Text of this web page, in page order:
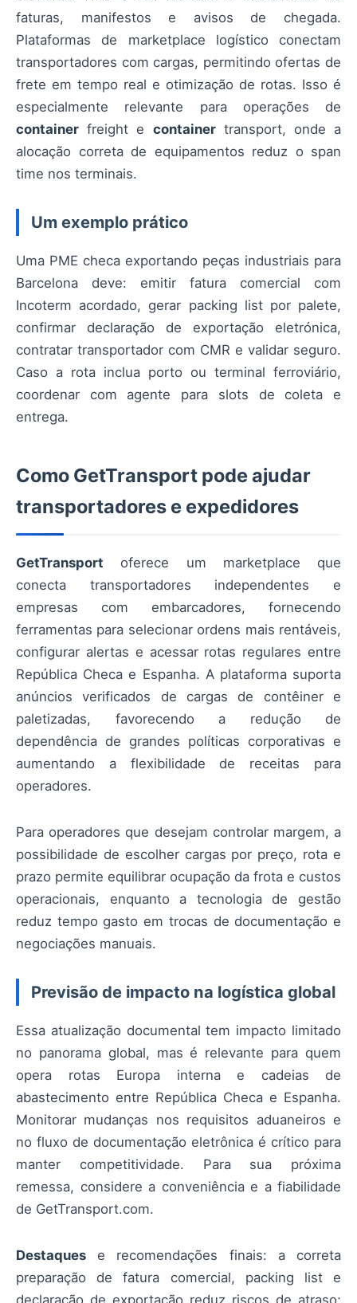
faturas, manifestos e avisos de chegada.
Plataformas de marketplace logístico conectam
transportadores com cargas, permitindo ofertas de
frete em tempo real e otimização de rotas. Isso é
especialmente relevante para operações de
container freight e containertransport, onde a
alocação correta de equipamentos reduz o span
time nos terminais.
Um exemplo prático
Uma PME checa exportando peças industriais para
Barcelona deve: emitir fatura comercial com
Incoterm acordado, gerar packing list por palete,
confirmar declaração de exportação eletrónica,
contratar transportador com CMR e validar seguro.
Caso a rota inclua porto ou terminal ferroviário,
coordenar com agente para slots de coleta e
entrega.
Como GetTransport pode ajudar
transportadores e expedidores
GetTransport oferece um marketplace que
conecta transportadores independentes e
empresas com embarcadores, fornecendo
ferramentas para selecionar ordens mais rentáveis,
configurar alertas e acessar rotas regulares entre
República Checa e Espanha. A plataforma suporta
anúncios verificados de cargas de contêiner e
paletizadas, favorecendo a redução de
dependência de grandes políticas corporativas e
aumentando a flexibilidade de receitas para
operadores.
Para operadores que desejam controlar margem, a
possibilidade de escolher cargas por preço, rota e
prazo permite equilibrar ocupação da frota e custos
operacionais, enquanto a tecnologia de gestão
reduz tempo gasto em trocas de documentação e
negociações manuais.
Previsão de impacto na logística global
Essa atualização documental tem impacto limitado
no panorama global, mas é relevante para quem
opera rotas Europa interna e cadeias de
abastecimento entre República Checa e Espanha.
Monitorar mudanças nos requisitos aduaneiros e
no fluxo de documentação eletrônica é crítico para
manter competitividade. Para sua próxima
remessa, considere a conveniência e a fiabilidade
de GetTransport.com.
Destaques e recomendações finais: a correta
preparação de fatura comercial, packing list e